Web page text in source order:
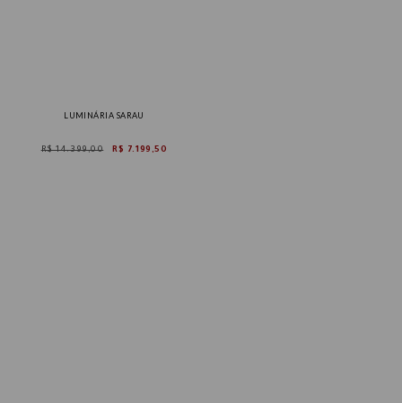
LUMINÁRIA SARAU
R$ 14.399,00 R$ 7.199,50